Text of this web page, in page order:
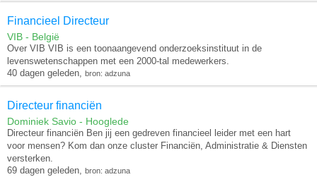
Financieel Directeur
VIB - België
Over VIB VIB is een toonaangevend onderzoeksinstituut in de
levenswetenschappen met een 2000-tal medewerkers.
40 dagen geleden, bron: adzuna
Directeur financiën
Dominiek Savio - Hooglede
Directeur financiën Ben jij een gedreven financieel leider met een hart
voor mensen? Kom dan onze cluster Financiën, Administratie & Diensten
versterken.
69 dagen geleden, bron: adzuna